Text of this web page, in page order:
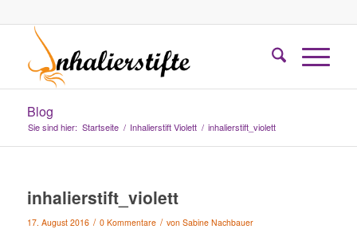
Blog
Sie sind hier: Startseite / Inhalierstift Violett / inhalierstift_violett
inhalierstift_violett
17. August 2016 / 0 Kommentare / von Sabine Nachbauer